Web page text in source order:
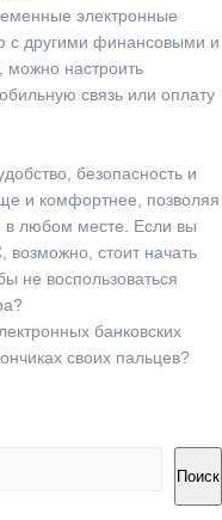
электронные
с другими финансовыми и
настроить
связь или оплату
безопасность и
и комфортнее, позволяя
любом месте. Если вы
стоит начать
не воспользоваться
банковских
своих пальцев?
Поиск